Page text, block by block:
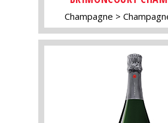
Champagne